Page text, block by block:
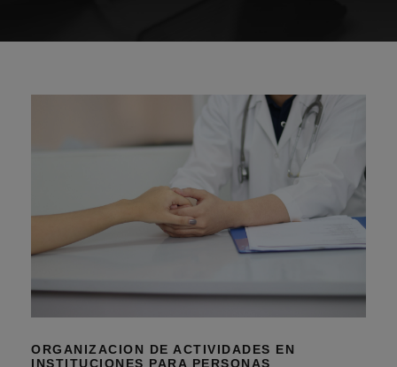
ORGANIZACION DE ACTIVIDADES EN
INSTITUCIONES PARA PERSONAS